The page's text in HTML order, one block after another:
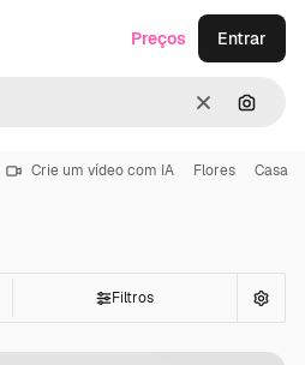
Limpar
Preços Entrar
Crie um vídeo com IA Flores Casa
Filtros